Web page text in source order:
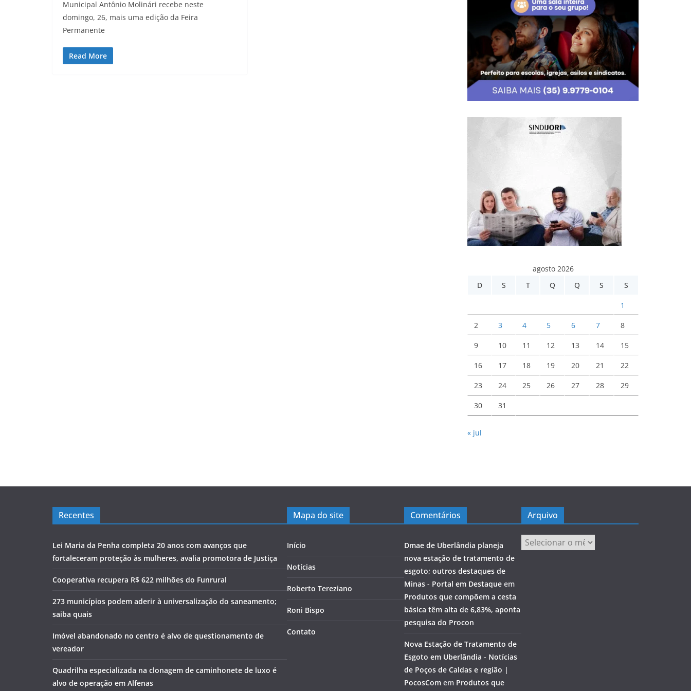
Municipal Antônio Molinári recebe neste
domingo, 26, mais uma edição da Feira
Permanente
Read More
agosto 2026
D
S T Q Q S S
1
2 3 4 5 6 7 8
9 10 11 12 13 14 15
16 17 18 19 20 21 22
23 24 25 26 27 28 29
30 31
« jul
Recentes
Lei Maria da Penha completa 20 anos com avanços que
fortaleceram proteção às mulheres, avalia promotora de Justiça
Cooperativa recupera R$ 622 milhões do Funrural
273 municípios podem aderir à universalização do saneamento;
saiba quais
Imóvel abandonado no centro é alvo de questionamento de
vereador
Quadrilha especializada na clonagem de caminhonete de luxo é
alvo de operação em Alfenas
Mapa do site
Início
Notícias
Roberto Tereziano
Roni Bispo
Contato
Comentários
Dmae de Uberlândia planeja
nova estação de tratamento de
esgoto; outros destaques de
Minas - Portal em Destaque em
Produtos que compõem a cesta
básica têm alta de 6,83%, aponta
pesquisa do Procon
Nova Estação de Tratamento de
Esgoto em Uberlândia - Notícias
de Poços de Caldas e região |
PocosCom em Produtos que
Arquivo
Arquivo